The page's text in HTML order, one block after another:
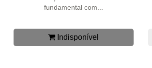
fundamental com...
Indisponível